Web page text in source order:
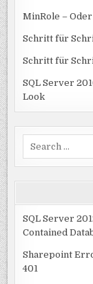
MinRole –
Schritt für
Schritt für
SQL Server
Look
SQL Server
Contained
Sharepoint
401